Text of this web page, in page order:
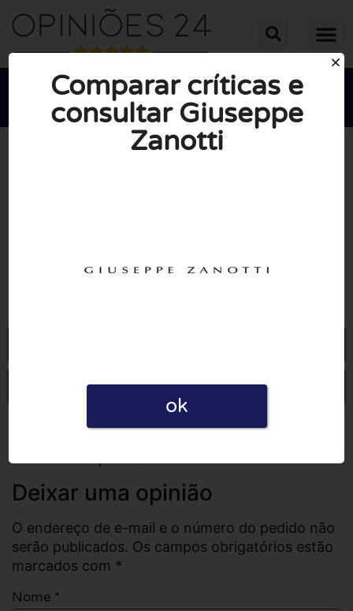

Escrever uma opinião
Todas as opiniões
Deixar uma opinião
O endereço de e-mail e o número do pedido não
serão publicados. Os campos obrigatórios estão
marcados com *
Nome *
Comparar críticas e
consultar Giuseppe
Zanotti
ok